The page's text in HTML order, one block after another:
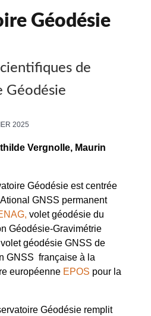
Géodésie
de
Géodésie
2025
Vergnolle, Maurin
Géodésie est centrée
GNSS permanent
volet géodésie du
Géodésie-Gravimétrie
géodésie GNSS de
GNSS française à la
européenne EPOS pour la
Géodésie remplit